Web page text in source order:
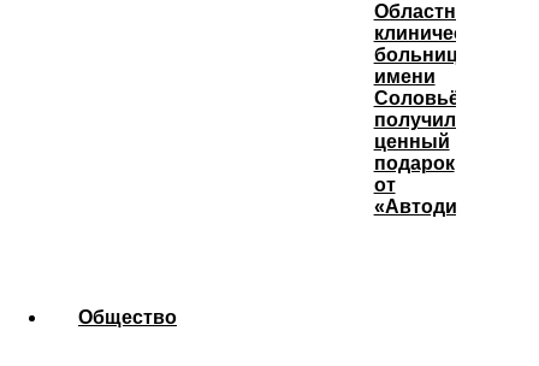
Областная
клиническая
больница
имени
Соловьёва
получила
ценный
подарок
от
«Автодизеля»
Общество